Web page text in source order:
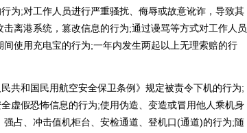
为;对工作人员进行严重骚扰、侮辱或故意讹诈，导致其
离港系统，篡改信息的行为;通过谩骂等方式对工作人员
使用充电宝的行为;一年内发生两起以上无理索赔的行
和国民用航空安全保卫条例》规定被责令下机的行为;
虚假恐怖信息的行为;使用伪造、变造或冒用他人乘机身
占、冲击值机柜台、安检通道、登机口(通道)的行为;随